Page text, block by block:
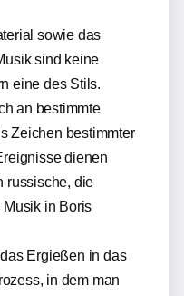
sowie das
sind keine
eine des Stils.
an bestimmte
Zeichen bestimmter
dienen
russische, die
in Boris
Ergießen in das
in dem man